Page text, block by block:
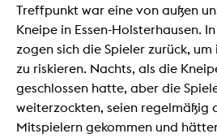
Treffpunkt war eine von außen
Kneipe in Essen-Holsterhausen.
zogen sich die Spieler zurück,
zu riskieren. Nachts, als die
geschlossen hatte, aber die
weiterzockten, seien regelmäßig
Mitspielern gekommen und